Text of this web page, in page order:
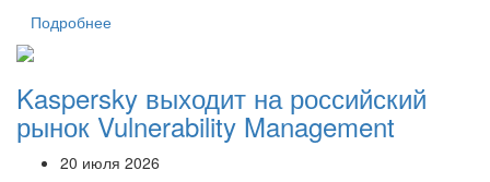
Подробнее
Kaspersky выходит на российский
рынок Vulnerability Management
20 июля 2026